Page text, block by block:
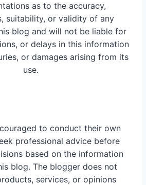
as to the accuracy,
suitability, or validity of any
blog and will not be liable for
or delays in this information
or damages arising from its
use.
to conduct their own
professional advice before
based on the information
blog. The blogger does not
services, or opinions